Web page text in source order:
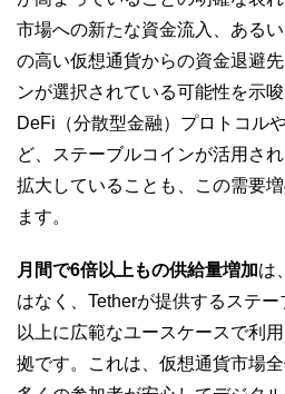
市場への新たな資金流入、ある
の高い仮想通貨からの資金退避
ンが選択されている可能性を示唆
DeFi（分散型金融）プロトコル
ど、ステーブルコインが活用さ
拡大していることも、この需要
ます。
月間で6倍以上もの供給量増加は
はなく、Tetherが提供するステ
以上に広範なユースケースで利
拠です。これは、仮想通貨市場